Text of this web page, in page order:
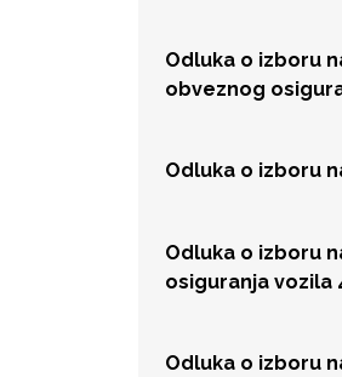
Odluka o izboru
obveznog
Odluka o izboru
Odluka o izboru
osiguranja vozila
Odluka o izboru